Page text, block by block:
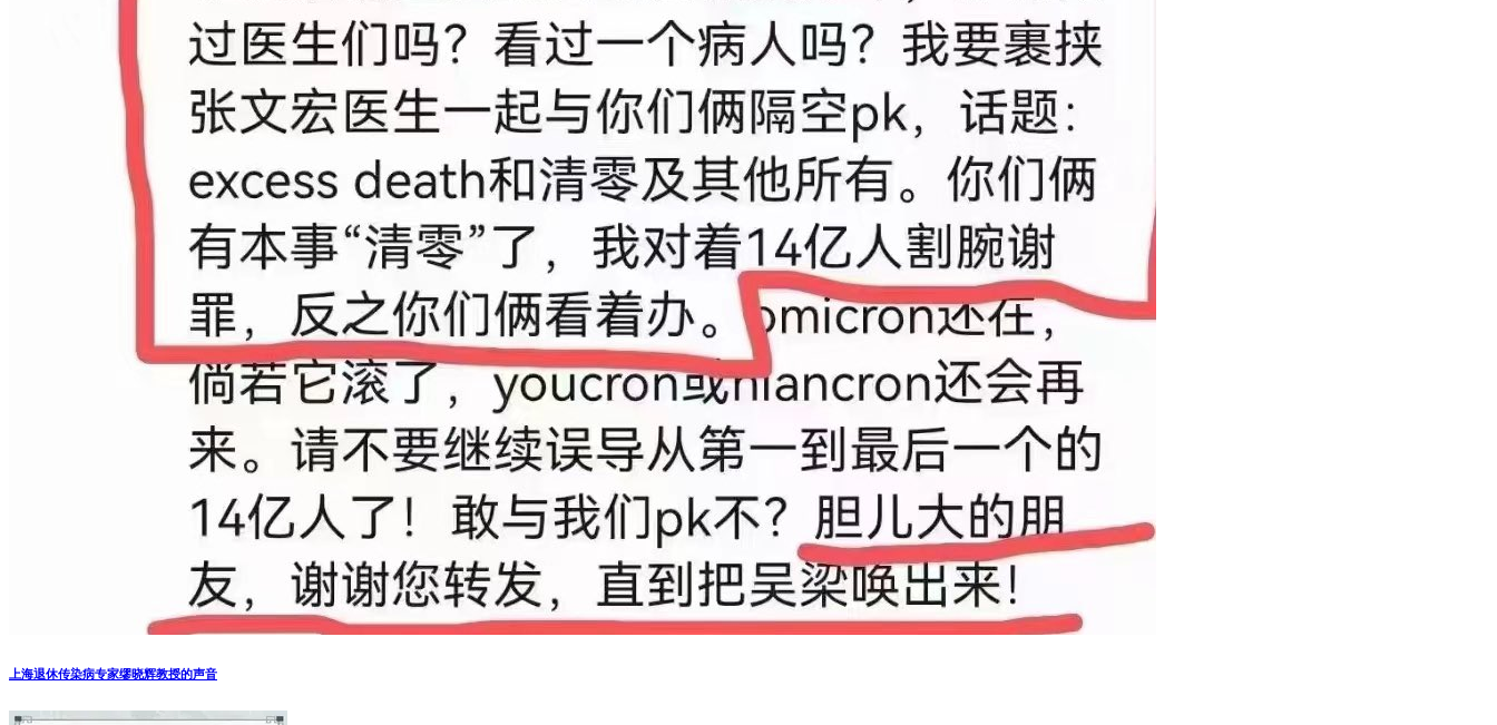
上海退休传染病专家缪晓辉教授的声音